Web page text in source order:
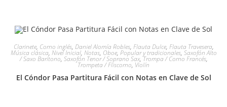
Clarinete, Corno inglés, Daniel Alomía Robles, Flauta Dulce, Flauta Travesera,
Música clásica, Nivel Inicial, Notas, Oboe, Popular y tradicionales, Saxofón Alto
/ Saxo Barítono, Saxofón Tenor / Soprano Sax,Trompa / Corno Francés,
Trompeta / Fliscorno, Violín
El Cóndor Pasa Partitura Fácil con Notas en Clave de Sol